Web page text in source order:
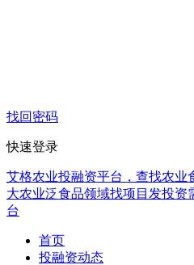
找回密码
快速登录
艾格农业投融资平台，查找农业
大农业泛食品领域找项目发投
台
首页
投融资动态